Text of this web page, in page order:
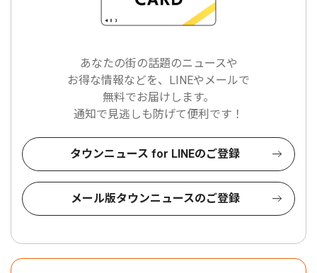
あなたの街の話題のニュースや
お得な情報などを、LINEやメールで
無料でお届けします。
通知で見逃しも防げて便利です！
タウンニュース for LINEのご登録
メール版タウンニュースのご登録